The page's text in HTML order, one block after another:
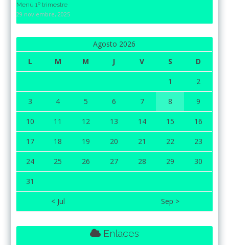
Menú 1º trimestre
29 noviembre, 2025
Agosto 2026
L
M M J V S D
1 2
3 4 5 6 7 8 9
10 11 12 13 14 15 16
17 18 19 20 21 22 23
24 25 26 27 28 29 30
31
< Jul Sep >
Enlaces